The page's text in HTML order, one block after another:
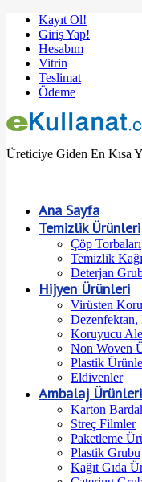
Kayıt Ol!
Giriş Yap!
Hesabım
Vitrin
Teslimat
Ödeme
Üreticiye Giden En Kısa
Ana Sayfa
Temizlik Ürünleri
Çöp Torbaları
Temizlik
Deterjan
Hijyen Ürünleri
Virüsten
Koruyucu
Non Woven
Plastik
Eldivenler
Ambalaj Ürünleri
Karton
Streç Filmler
Paketleme
Plastik Grubu
Kağıt Gıda